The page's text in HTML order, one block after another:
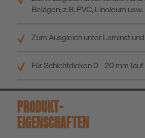
Belägen; z.B. PVC, Linoleum usw.
Zum Ausgleich unter Laminat
Für Schichtdicken 0 - 20 mm
PRODUKT­
EIGENSCHAFTEN